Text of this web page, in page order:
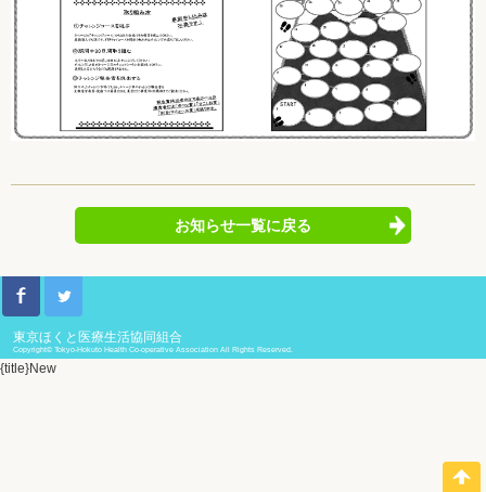
お知らせ一覧に戻る
東京ほくと医療生活協同組合
Copyright© Tokyo-Hokuto Health Co-operative Association All Rights Reserved.
{title}New